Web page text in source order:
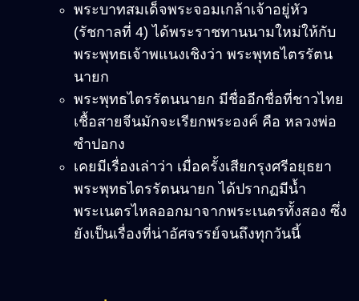
พระบาทสมเด็จพระจอมเกล้าเจ้าอยู่หัว
(รัชกาลที่ 4) ได้พระราชทานนามใหม่ให้กับ
พระพุทธเจ้าพแนงเชิงว่า พระพุทธไตรรัตน
นายก
พระพุทธไตรรัตนนายก มีชื่ออีกชื่อที่ชาวไทย
เชื้อสายจีนมักจะเรียกพระองค์ คือ หลวงพ่อ
ซำปอกง
เคยมีเรื่องเล่าว่า เมื่อครั้งเสียกรุงศรีอยุธยา
พระพุทธไตรรัตนนายก ได้ปรากฏมีน้ำ
พระเนตรไหลออกมาจากพระเนตรทั้งสอง ซึ่ง
ยังเป็นเรื่องที่น่าอัศจรรย์จนถึงทุกวันนี้